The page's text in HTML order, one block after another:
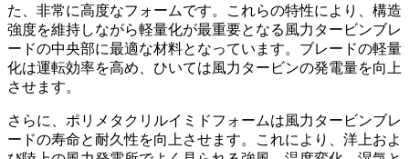
た、非常に高度なフォームです。これらの特性により、構造
強度を維持しながら軽量化が最重要となる風力タービンブレ
ードの中央部に最適な材料となっています。ブレードの軽量
化は運転効率を高め、ひいては風力タービンの発電量を向上
させます。
さらに、ポリメタクリルイミドフォームは風力タービンブレ
ードの寿命と耐久性を向上させます。これにより、洋上およ